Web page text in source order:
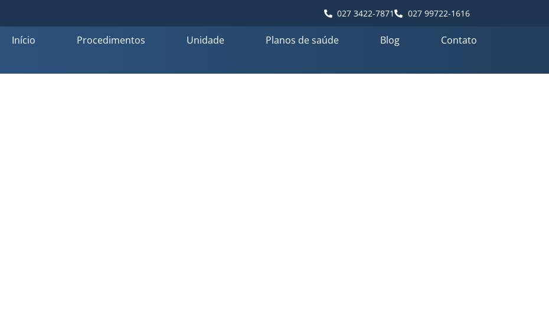
027 3422-7871 027 99722-1616
Início Procedimentos Unidade Planos de saúde Blog Contato